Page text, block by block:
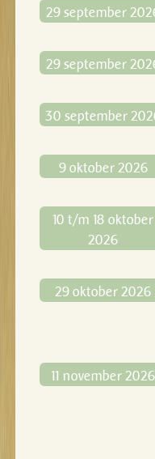
29 september
29 september
30 september
9 oktober 2026
10 t/m 18 oktober
2026
29 oktober 2026
11 november 2026